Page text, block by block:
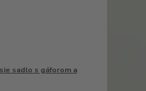
sadlo s gáforom a